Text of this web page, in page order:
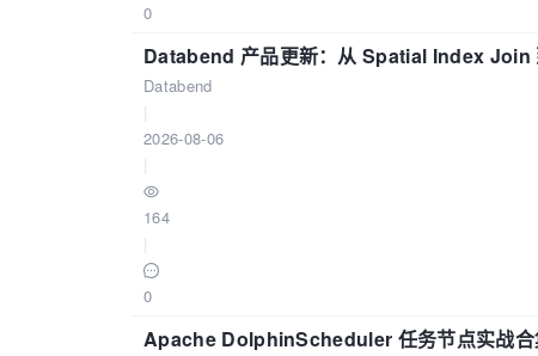
0
Databend 产品更新：从 Spatial Index Join
Databend
2026-08-06
164
0
Apache DolphinScheduler 任务节点实战